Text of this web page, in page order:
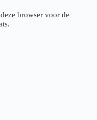
browser voor de